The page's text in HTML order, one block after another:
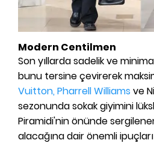
Modern Centilmen
Son yıllarda sadelik ve
bunu tersine çevirerek
Vuitton, Pharrell Williams ve
sezonunda sokak giyimini
Piramidi'nin önünde
alacağına dair önemli